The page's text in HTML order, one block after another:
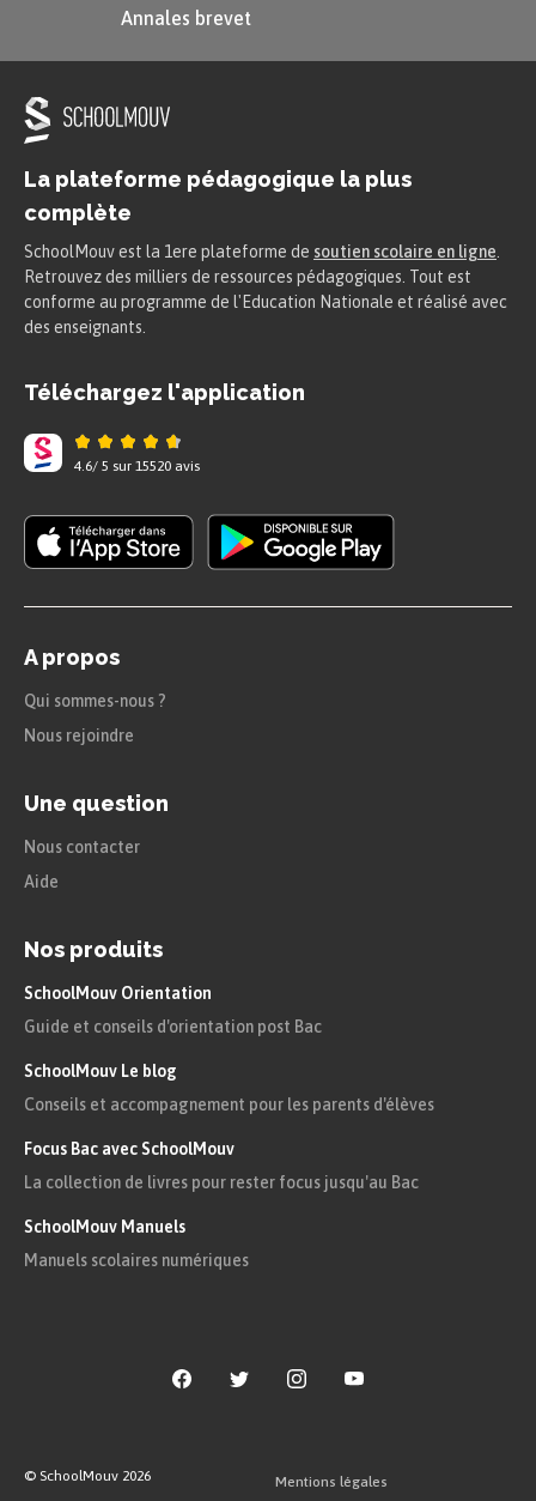
Annales brevet
La plateforme pédagogique la plus
complète
SchoolMouv est la 1ere plateforme de soutien scolaire en ligne
Retrouvez des milliers de ressources pédagogiques. Tout est
conforme au programme de l'Education Nationale et réalisé avec
des enseignants.
Téléchargez l'application
4.6/ 5 sur 15520 avis
A propos
Qui sommes-nous ?
Nous rejoindre
Une question
Nous contacter
Aide
Nos produits
SchoolMouv Orientation
Guide et conseils d'orientation post Bac
SchoolMouv Le blog
Conseils et accompagnement pour les parents d'élèves
Focus Bac avec SchoolMouv
La collection de livres pour rester focus jusqu'au Bac
SchoolMouv Manuels
Manuels scolaires numériques
© SchoolMouv 2026 Mentions légales